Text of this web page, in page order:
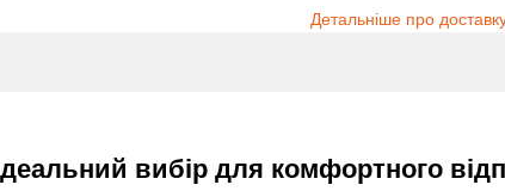
Детальніше про
вибір для комфортного